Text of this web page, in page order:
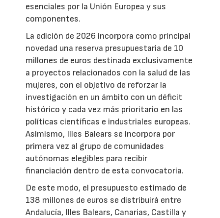
esenciales por la Unión Europea y sus
componentes.
La edición de 2026 incorpora como principal
novedad una reserva presupuestaria de 10
millones de euros destinada exclusivamente
a proyectos relacionados con la salud de las
mujeres, con el objetivo de reforzar la
investigación en un ámbito con un déficit
histórico y cada vez más prioritario en las
políticas científicas e industriales europeas.
Asimismo, Illes Balears se incorpora por
primera vez al grupo de comunidades
autónomas elegibles para recibir
financiación dentro de esta convocatoria.
De este modo, el presupuesto estimado de
138 millones de euros se distribuirá entre
Andalucía, Illes Balears, Canarias, Castilla y